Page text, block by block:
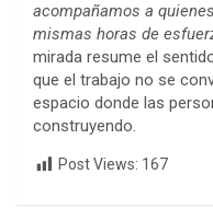
acompañamos a
mismas horas de
mirada resume el
que el trabajo no se
espacio donde las
construyendo.
Post Views: 167